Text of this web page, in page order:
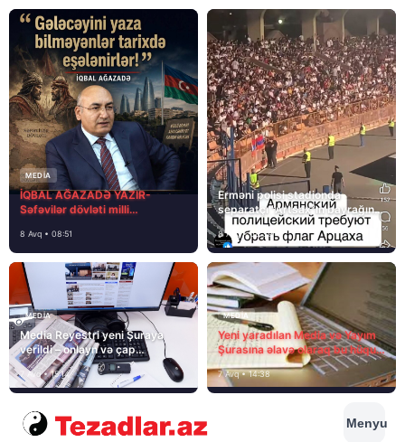
MEDİA
İQBAL AĞAZADƏ YAZIR-
Səfəvilər dövləti milli
8 Avq • 08:51
Erməni polisi stadionda
separatçı “Artsax”ın bayrağını
müsadirə etdi və…
8 Avq • 08:39
MEDİA
Media Reyestri yeni Şuraya
verildi – onlayn və çap
mediasını nə gözləyir?
7 Avq • 15:14
MEDİA
Yeni yaradılan Media və Yayım
Şurasına əlavə olaraq bu hüquq
və vəzifələr də verilib
7 Avq • 14:38
Menyu